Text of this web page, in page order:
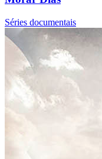
Séries documentais